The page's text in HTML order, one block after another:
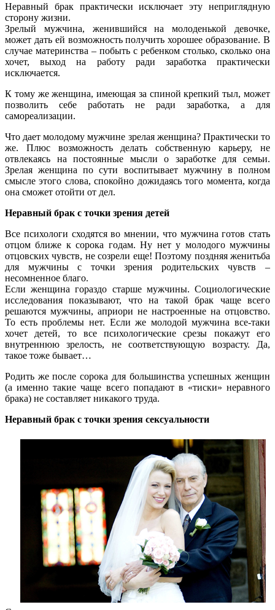
Неравный брак практически исключает эту неприглядную
сторону жизни.
Зрелый мужчина, женившийся на молоденькой девочке,
может дать ей возможность получить хорошее образование. В
случае материнства – побыть с ребенком столько, сколько она
хочет, выход на работу ради заработка практически
исключается.
К тому же женщина, имеющая за спиной крепкий тыл, может
позволить себе работать не ради заработка, а для
самореализации.
Что дает молодому мужчине зрелая женщина? Практически то
же. Плюс возможность делать собственную карьеру, не
отвлекаясь на постоянные мысли о заработке для семьи.
Зрелая женщина по сути воспитывает мужчину в полном
смысле этого слова, спокойно дожидаясь того момента, когда
она сможет отойти от дел.
Неравный брак с точки зрения детей
Все психологи сходятся во мнении, что мужчина готов стать
отцом ближе к сорока годам. Ну нет у молодого мужчины
отцовских чувств, не созрели еще! Поэтому поздняя женитьба
для мужчины с точки зрения родительских чувств –
несомненное благо.
Если женщина гораздо старше мужчины. Социологические
исследования показывают, что на такой брак чаще всего
решаются мужчины, априори не настроенные на отцовство.
То есть проблемы нет. Если же молодой мужчина все-таки
хочет детей, то все психологические срезы покажут его
внутреннюю зрелость, не соответствующую возрасту. Да,
такое тоже бывает…
Родить же после сорока для большинства успешных женщин
(а именно такие чаще всего попадают в «тиски» неравного
брака) не составляет никакого труда.
Неравный брак с точки зрения сексуальности